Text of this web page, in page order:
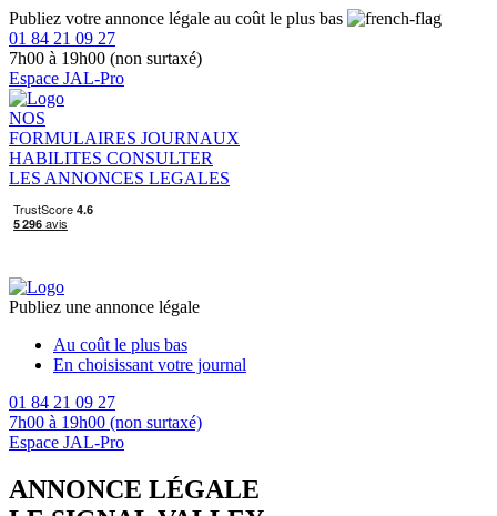
Publiez votre annonce légale au coût le plus bas
01 84 21 09 27
7h00 à 19h00 (non surtaxé)
Espace JAL-Pro
NOS
FORMULAIRES JOURNAUX
HABILITES CONSULTER
LES ANNONCES LEGALES
Publiez une annonce légale
Au coût le plus bas
En choisissant votre journal
01 84 21 09 27
7h00 à 19h00 (non surtaxé)
Espace JAL-Pro
ANNONCE LÉGALE